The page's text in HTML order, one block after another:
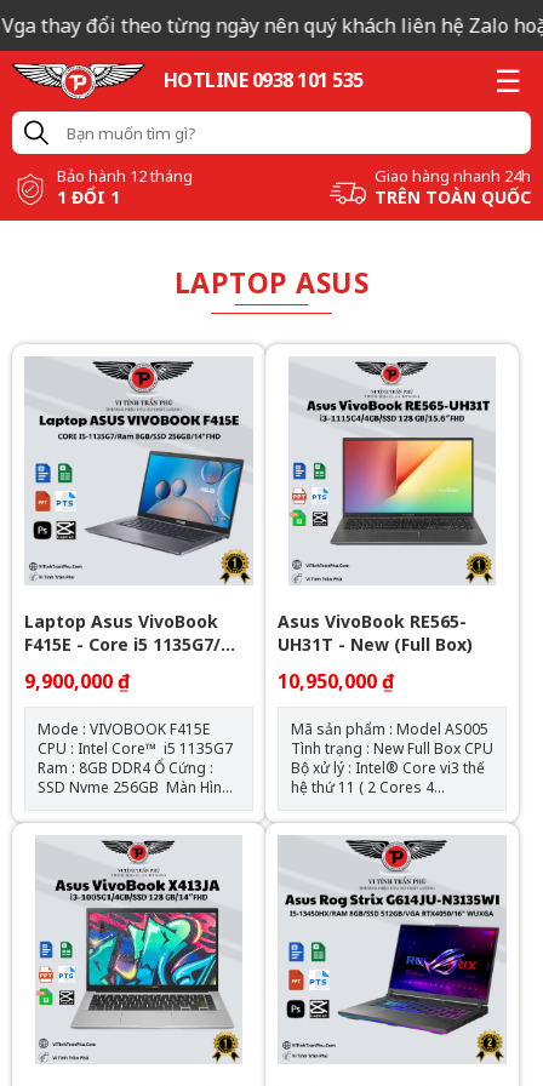
thay đổi theo từng ngày nên quý khách liên hệ Zalo
HOTLINE 0938 101 535
Bảo hành 12 tháng
1 ĐỔI 1
Giao hàng nhanh 24h
TRÊN TOÀN QUỐC
LAPTOP ASUS
Laptop Asus VivoBook
F415E - Core i5 1135G7/
Ram 8GB/ SSD Nvme
256GB - New Box
9,900,000 ₫
Mode : VIVOBOOK F415E
CPU : Intel Core™ i5 1135G7
Ram : 8GB DDR4 Ổ Cứng :
SSD Nvme 256GB Màn Hình :
14.0-inch, FHD (1920 x 1080)
VGA : Intel HD Kết Nối
: Webcam HD – HDMI –
Bluetooth 4.0 – USB 3.0 –
Wireless – Lan Trọng Lượng :
1kg6 Pin : 4cell Tình Trạng :
Máy New
Asus VivoBook RE565-
UH31T - New (Full Box)
10,950,000 ₫
Mã sản phẩm : Model AS005
Tình trạng : New Full Box CPU
Bộ xử lý : Intel® Core vi3 thế
hệ thứ 11 ( 2 Cores 4
Threads up to 4.10 GHz 6MB
Cache ) Bộ Nhớ Trong : RAM
4GB DDR4 Bus 3200MHz
Onboard (trống 1slot)
upgrade to 20GB Ổ Cứng :
128GB PCIe NVMe M.2 SSD
Màn hình : LCD 15.6 Inch FHD
(1920 x 1080), 60Hz Anti-
Glare Touchscreen 45%
NTSC Đồ Họa : VGA Intel UHD
Graphics Kết Nối : Network
802.11ac + Bluetooth 5.0
Giao Tiếp: 1x HDMI, 1x USB-
C 3.1 Gen 1, 3x USB 3.1 Gen